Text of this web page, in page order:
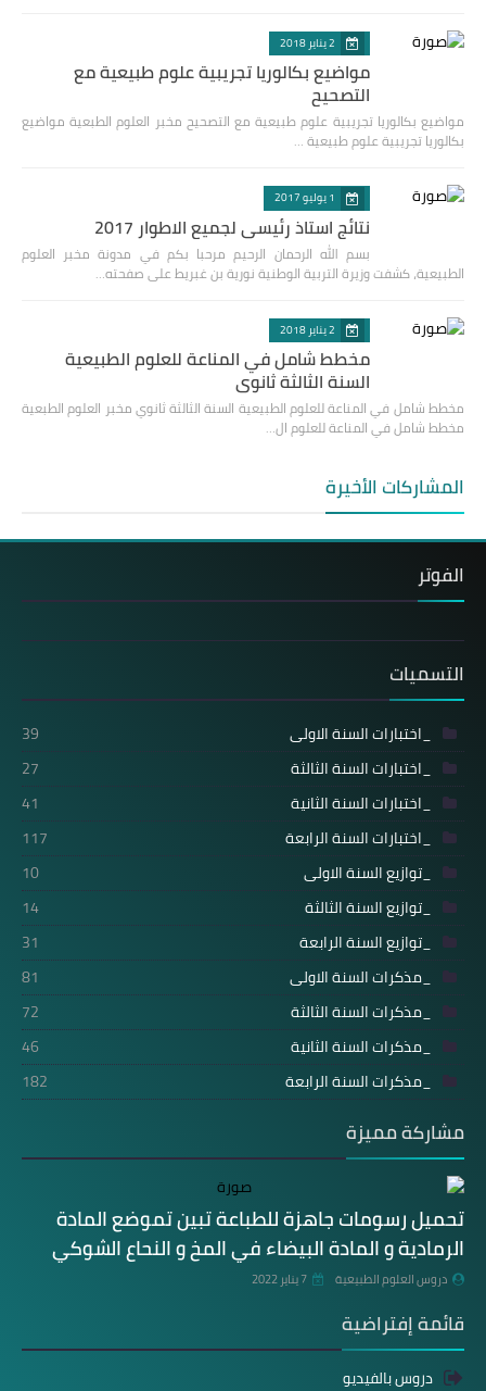
2 يناير 2018
مواضيع بكالوريا تجريبية علوم طبيعية مع
التصحيح
مواضيع بكالوريا تجريبية علوم طبيعية مع التصحيح مخبر العلوم الطبعية مواضيع
بكالوريا تجريبية علوم طبيعية …
1 يوليو 2017
نتائج استاذ رئيسي لجميع الاطوار 2017
بسم الله الرحمان الرحيم مرحبا بكم في مدونة مخبر العلوم
الطبيعية، كشفت وزيرة التربية الوطنية نورية بن غبريط على صفحته…
2 يناير 2018
مخطط شامل في المناعة للعلوم الطبيعية
السنة الثالثة ثانوي
مخطط شامل في المناعة للعلوم الطبيعية السنة الثالثة ثانوي مخبر العلوم الطبعية
مخطط شامل في المناعة للعلوم ال…
المشاركات الأخيرة
الفوتر
التسميات
_اختبارات السنة الاولى
39
_اختبارات السنة الثالثة
27
_اختبارات السنة الثانية
41
_اختبارات السنة الرابعة
117
_توازيع السنة الاولى
10
_توازيع السنة الثالثة
14
_توازيع السنة الرابعة
31
_مذكرات السنة الاولى
81
_مذكرات السنة الثالثة
72
_مذكرات السنة الثانية
46
_مذكرات السنة الرابعة
182
مشاركة مميزة
تحميل رسومات جاهزة للطباعة تبين تموضع المادة
الرمادية و المادة البيضاء في المخ و النحاع الشوكي
دروس العلوم الطبيعية 7 يناير 2022
قائمة إفتراضية
دروس بالفيديو